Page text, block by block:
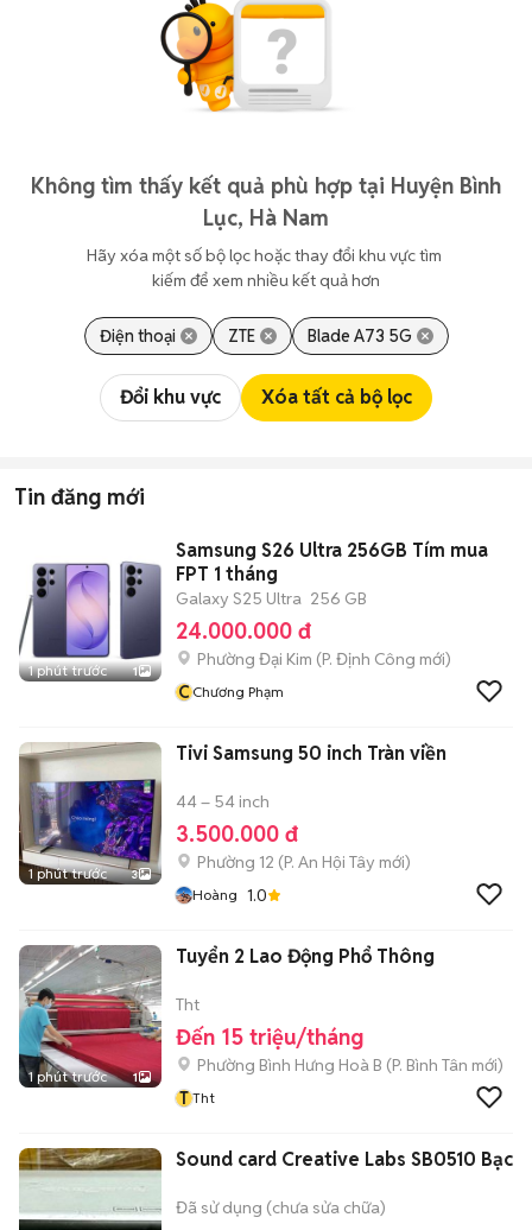
Không tìm thấy kết quả phù hợp tại Huyện Bình
Lục, Hà Nam
Hãy xóa một số bộ lọc hoặc thay đổi khu vực tìm
kiếm để xem nhiều kết quả hơn
Điện thoại ZTE Blade A73 5G
Đổi khu vực Xóa tất cả bộ lọc
Tin đăng mới
1 phút trước 1
Samsung S26 Ultra 256GB Tím mua
FPT 1 tháng
Galaxy S25 Ultra 256 GB
24.000.000 đ
Phường Đại Kim (P. Định Công mới)
CChương Phạm
1 phút trước 3
Tivi Samsung 50 inch Tràn viền
44 – 54 inch
3.500.000 đ
Phường 12 (P. An Hội Tây mới)
Hoàng 1.0
1 phút trước 1
Tuyển 2 Lao Động Phổ Thông
Tht
Đến 15 triệu/tháng
Phường Bình Hưng Hoà B (P. Bình Tân mới)
T Tht
Sound card Creative Labs SB0510 Bạc
Đã sử dụng (chưa sửa chữa)